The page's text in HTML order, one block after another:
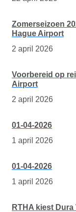
Zomerseizoen
Hague Airport
2 april 2026
Voorbereid op
Airport
2 april 2026
01-04-2026
1 april 2026
01-04-2026
1 april 2026
RTHA kiest